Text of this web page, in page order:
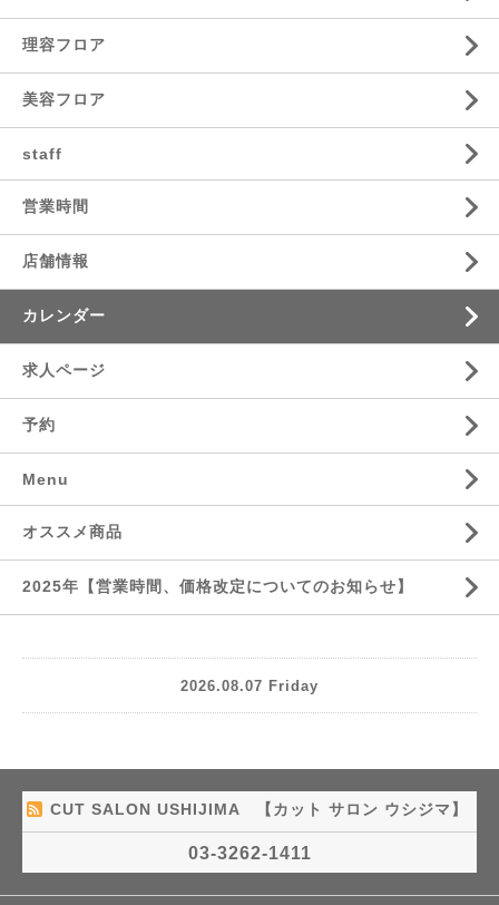
理容フロア
美容フロア
staff
営業時間
店舗情報
カレンダー
求人ページ
予約
Menu
オススメ商品
2025年【営業時間、価格改定についてのお知らせ】
2026.08.07 Friday
CUT SALON USHIJIMA 【カット サロン ウシジマ】
03-3262-1411